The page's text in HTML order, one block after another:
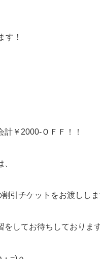
す！
￥2000-ＯＦＦ！！
引チケットをお渡しし
をしてお待ちしておりま